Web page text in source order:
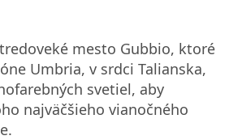
mesto Gubbio, ktoré
Umbria, v srdci Talianska,
svetiel, aby
najväčšieho vianočného